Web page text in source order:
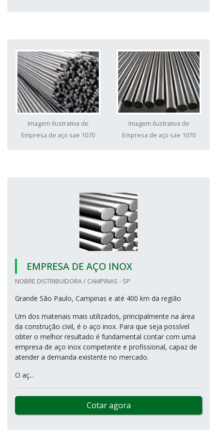
Imagem ilustrativa de
Empresa de aço sae 1070
Imagem ilustrativa de
Empresa de aço sae 1070
EMPRESA DE AÇO INOX
NOBRE DISTRIBUIDORA / CAMPINAS - SP
Grande São Paulo, Campinas e até 400 km da região
Um dos materiais mais utilizados, principalmente na área
da construção civil, é o aço inox. Para que seja possível
obter o melhor resultado é fundamental contar com uma
empresa de aço inox competente e profissional, capaz de
atender a demanda existente no mercado.
O aç...
Cotar agora